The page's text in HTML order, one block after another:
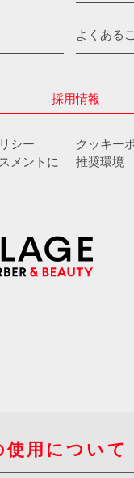
よくある
採用情報
シー
クッキー
メントに
推奨環境
用について